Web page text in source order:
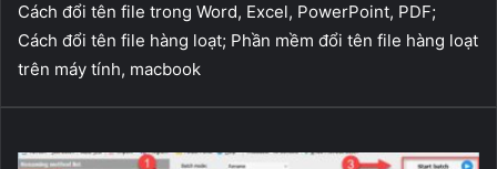
Cách đổi tên file trong Word, Excel, PowerPoint, PDF;
Cách đổi tên file hàng loạt; Phần mềm đổi tên file hàng loạt
trên máy tính, macbook